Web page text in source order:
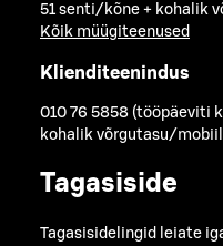
51 senti/kõne + kohalik
Kõik müügiteenused
Klienditeenindus
010 76 5858 (tööpäeviti
kohalik võrgutasu/
Tagasiside
Tagasisidelingid leiate